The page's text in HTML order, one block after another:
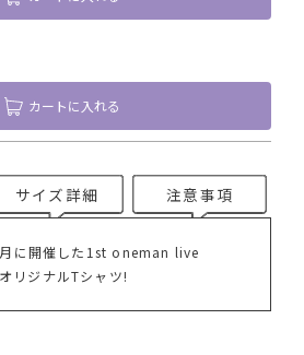
カートに入れる
サイズ詳細 注意事項
に開催した1st oneman live
リジナルTシャツ!